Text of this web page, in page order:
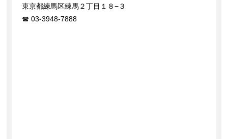
東京都練馬区練馬２丁目１８−３
03-3948-7888